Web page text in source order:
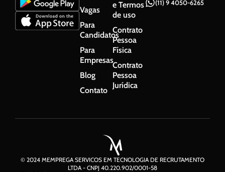
Vagas
Para
Candidatos
Para
Empresas
Blog
Contato
e Termos
de uso
Contrato
Pessoa
Física
Contrato
Pessoa
Jurídica
(11) 9 4050-6265
© 2024 MEMPREGA SERVICOS EM TECNOLOGIA DE RECRUTAMENTO
LTDA - CNPJ 40.220.902/0001-58